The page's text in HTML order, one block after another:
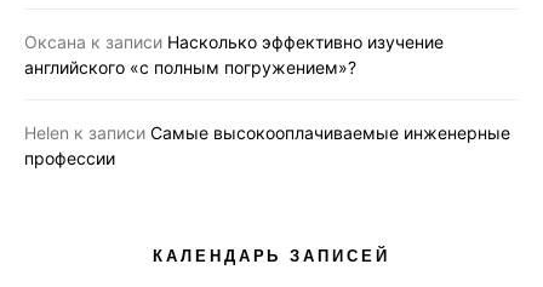
Оксана к записи Насколько эффективно изучение
английского «с полным погружением»?
Helen к записи Самые высокооплачиваемые инженерные
профессии
КАЛЕНДАРЬ ЗАПИСЕЙ